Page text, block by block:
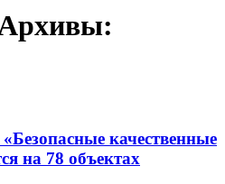
качественные
на 78 объектах